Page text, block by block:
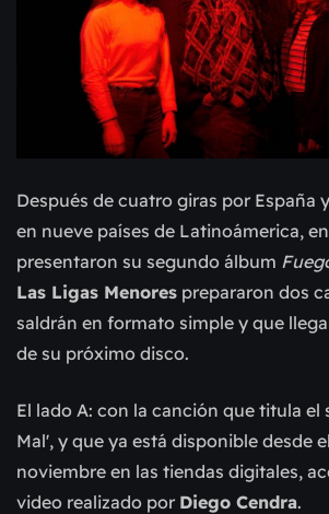
Después de cuatro giras por España
en nueve países de Latinoámerica,
presentaron su segundo álbum
Las Ligas Menores prepararon dos
saldrán en formato simple y que
de su próximo disco.
El lado A: con la canción que titula el
Mal', y que ya está disponible desde
noviembre en las tiendas digitales,
video realizado por Diego Cendra.